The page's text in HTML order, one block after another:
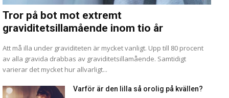
Tror på bot mot extremt
graviditetsillamående inom tio år
Att må illa under graviditeten är mycket vanligt. Upp till 80 procent
av alla gravida drabbas av graviditetsillamående. Samtidigt
varierar det mycket hur allvarligt...
Varför är den lilla så orolig på kvällen?